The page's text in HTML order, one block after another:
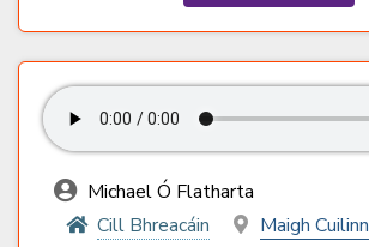
Michael Ó Flatharta
Cill Bhreacáin
Maigh Cuilinn